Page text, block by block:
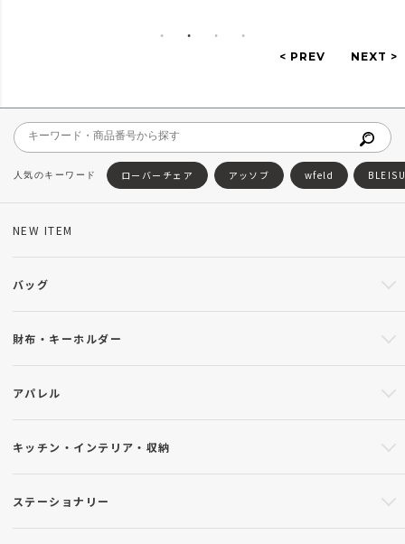
ローバーチェア アッソブ wfeld
NEW ITEM
バッグ
財布・キーホルダー
アパレル
キッチン・インテリア・収納
ステーショナリー